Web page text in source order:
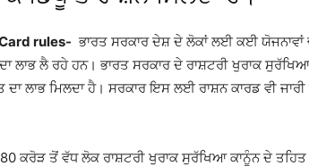
rules- ਭਾਰਤ ਸਰਕਾਰ ਦੇਸ਼ ਦੇ ਲੋਕਾਂ ਲਈ ਕਈ ਯੋਜਨਾਵਾਂ
ਲਾਭ ਲੈ ਰਹੇ ਹਨ। ਭਾਰਤ ਸਰਕਾਰ ਦੇ ਰਾਸ਼ਟਰੀ ਖੁਰਾਕ
ਦਾ ਲਾਭ ਮਿਲਦਾ ਹੈ। ਸਰਕਾਰ ਇਸ ਲਈ ਰਾਸ਼ਨ ਕਾਰਡ ਵੀ
ਕਰੋੜ ਤੋਂ ਵੱਧ ਲੋਕ ਰਾਸ਼ਟਰੀ ਖੁਰਾਕ ਸੁਰੱਖਿਆ ਕਾਨੂੰਨ ਦੇ